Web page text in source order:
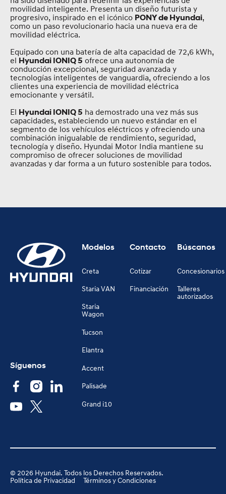
movilidad inteligente. Presenta un diseño futurista y
progresivo, inspirado en el icónico PONY de Hyundai,
como un paso revolucionario hacia una nueva era de
movilidad eléctrica.
Equipado con una batería de alta capacidad de 72,6 kWh,
el Hyundai IONIQ 5 ofrece una autonomía de
conducción excepcional, seguridad avanzada y
tecnologías inteligentes de vanguardia, ofreciendo a los
clientes una experiencia de movilidad eléctrica
emocionante y versátil.
El Hyundai IONIQ 5 ha demostrado una vez más sus
capacidades, estableciendo un nuevo estándar en el
segmento de los vehículos eléctricos y ofreciendo una
combinación inigualable de rendimiento, seguridad,
tecnología y diseño. Hyundai Motor India mantiene su
compromiso de ofrecer soluciones de movilidad
avanzadas y dar forma a un futuro sostenible para todos.
Síguenos
Modelos
Creta
Staria VAN
Staria
Wagon
Tucson
Elantra
Accent
Palisade
Grand i10
Contacto
Cotizar
Financiación
Búscanos
Concesionarios
Talleres
autorizados
© 2026Hyundai. Todos los Derechos Reservados.
Política de Privacidad
Términos y Condiciones